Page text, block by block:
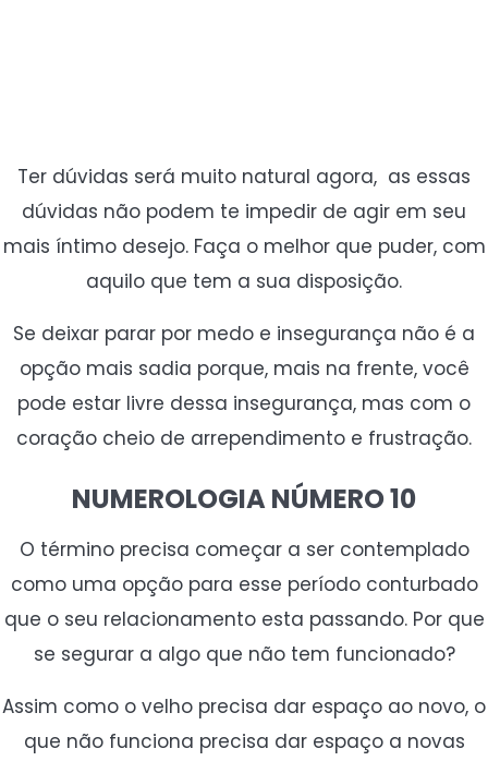
Ter dúvidas será muito natural agora, as essas
dúvidas não podem te impedir de agir em seu
mais íntimo desejo. Faça o melhor que puder, com
aquilo que tem a sua disposição.
Se deixar parar por medo e insegurança não é a
opção mais sadia porque, mais na frente, você
pode estar livre dessa insegurança, mas com o
coração cheio de arrependimento e frustração.
NUMEROLOGIA NÚMERO 10
O término precisa começar a ser contemplado
como uma opção para esse período conturbado
que o seu relacionamento esta passando. Por que
se segurar a algo que não tem funcionado?
Assim como o velho precisa dar espaço ao novo, o
que não funciona precisa dar espaço a novas